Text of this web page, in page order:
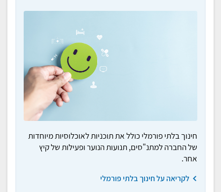
חינוך בלתי פורמלי כולל את תוכניות לאוכלוסיות מיוחדות
של החברה למתנ"סים, תנועות הנוער ופעילות של קיץ
אחר.
לקריאה על חינוך בלתי פורמלי